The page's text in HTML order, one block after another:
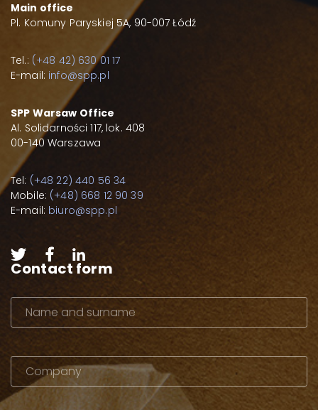
Main office
Pl. Komuny Paryskiej 5A, 90-007 Łódź
Tel.: (+48 42) 630 01 17
E-mail: info@spp.pl
SPP Warsaw Office
Al. Solidarności 117, lok. 408
00-140 Warszawa
Tel: (+48 22) 440 56 34
Mobile: (+48) 668 12 90 39
E-mail: biuro@spp.pl
Contact form